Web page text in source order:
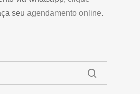
seu agendamento online.